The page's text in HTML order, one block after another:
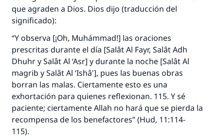
que agraden a Dios. Dios dijo (traducción del
significado):
“Y observa [¡Oh, Muhámmad!] las oraciones
prescritas durante el día [Salât Al Fayr, Salât Adh
Dhuhr y Salât Al ‘Asr] y durante la noche [Salât Al
magrib y Salât Al ‘Ishâ'], pues las buenas obras
borran las malas. Ciertamente esto es una
exhortación para quienes reflexionan. 115. Y sé
paciente; ciertamente Allah no hará que se pierda la
recompensa de los benefactores” (Hud, 11:114-
115).